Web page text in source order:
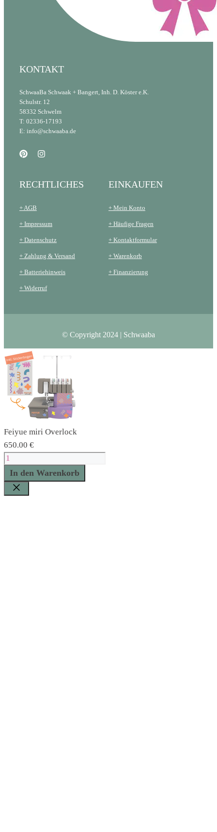
KONTAKT
SchwaaBa Schwaak + Bangert, Inh. D. Köster e.K.
Schulstr. 12
58332 Schwelm
T: 02336-17193
E: info@schwaaba.de
RECHTLICHES
+ AGB
+ Impressum
+ Datenschutz
+ Zahlung & Versand
+ Batteriehinweis
+ Widerruf
EINKAUFEN
+ Mein Konto
+ Häufige Fragen
+ Kontaktformular
+ Warenkorb
+ Finanzierung
© Copyright 2024 | Schwaaba
Feiyue miri Overlock
650.00 €
Feiyue
miri
Overlock
Menge
In den Warenkorb
Schließen